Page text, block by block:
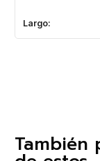
Largo:
También